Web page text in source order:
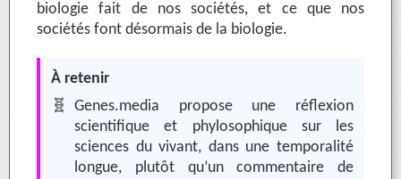
biologie fait de nos sociétés, et ce que nos
sociétés font désormais de la biologie.
À retenir
🧬
Genes.media propose une réflexion
scientifique et phylosophique sur les
sciences du vivant, dans une temporalité
longue, plutôt qu’un commentaire de